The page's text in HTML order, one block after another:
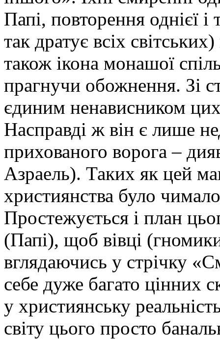
Папі, повторення однієї і
так дратує всіх
також ікона монашої
прагнучи обожнення. Зі
єдиним ненависником
Насправді ж він є лише
прихованого ворога –
Азраель). Таких як цей
християнства було
Простежується і план
(Папі), щоб вівці
вглядаючись у стрічку
себе дуже багато цінних
у християнську
світу цього просто